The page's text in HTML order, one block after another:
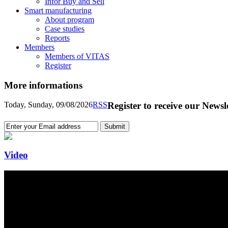
Smart manufacturing
About program
Case studies
Reports
Members
Members of VITAS
Register
More informations
Today, Sunday, 09/08/2026RSSRegister to receive our
Video